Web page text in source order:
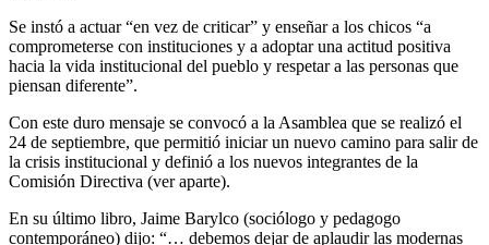
Se instó a actuar “en vez de criticar” y enseñar a los chicos “a
comprometerse con instituciones y a adoptar una actitud positiva
hacia la vida institucional del pueblo y respetar a las personas que
piensan diferente”.
Con este duro mensaje se convocó a la Asamblea que se realizó el
24 de septiembre, que permitió iniciar un nuevo camino para salir de
la crisis institucional y definió a los nuevos integrantes de la
Comisión Directiva (ver aparte).
En su último libro, Jaime Barylco (sociólogo y pedagogo
contemporáneo) dijo: “… debemos dejar de aplaudir las modernas